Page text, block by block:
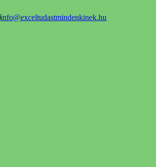
info@exceltudastmindenkinek.hu